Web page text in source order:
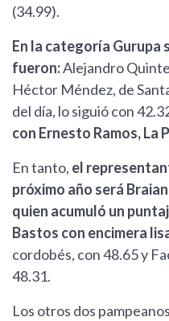
(34.99).
En la categoría Gurupa
fueron:Alejandro
Héctor Méndez, de
del día, lo siguió con
con Ernesto Ramos, La
En tanto, el
próximo año será
quien acumuló un
Bastos con encimera
cordobés, con 48.65 y
48.31.
Los otros dos